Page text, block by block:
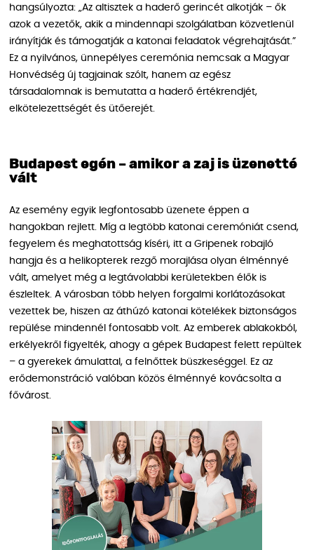
hangsúlyozta: „Az altisztek a haderő gerincét alkotják – ők
azok a vezetők, akik a mindennapi szolgálatban közvetlenül
irányítják és támogatják a katonai feladatok végrehajtását.”
Ez a nyilvános, ünnepélyes ceremónia nemcsak a Magyar
Honvédség új tagjainak szólt, hanem az egész
társadalomnak is bemutatta a haderő értékrendjét,
elkötelezettségét és ütőerejét.
Budapest egén – amikor a zaj is üzenetté
vált
Az esemény egyik legfontosabb üzenete éppen a
hangokban rejlett. Míg a legtöbb katonai ceremóniát csend,
fegyelem és meghatottság kíséri, itt a Gripenek robajló
hangja és a helikopterek rezgő morajlása olyan élménnyé
vált, amelyet még a legtávolabbi kerületekben élők is
észleltek. A városban több helyen forgalmi korlátozásokat
vezettek be, hiszen az áthúzó katonai kötelékek biztonságos
repülése mindennél fontosabb volt. Az emberek ablakokból,
erkélyekről figyelték, ahogy a gépek Budapest felett repültek
– a gyerekek ámulattal, a felnőttek büszkeséggel. Ez az
erődemonstráció valóban közös élménnyé kovácsolta a
fővárost.